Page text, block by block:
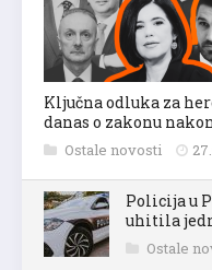
Ključna odluka za
danas o zakonu
Ostale novosti
Policija u
uhitila
Ostale